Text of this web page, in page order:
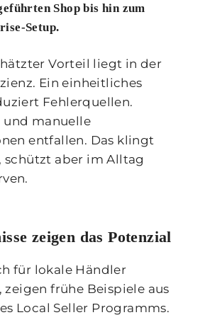
Shop bis hin zum
Setup.
Vorteil liegt in der
Ein einheitliches
Fehlerquellen.
und manuelle
entfallen. Das klingt
schützt aber im Alltag
zeigen das Potenzial
für lokale Händler
zeigen frühe Beispiele aus
Local Seller Programms.